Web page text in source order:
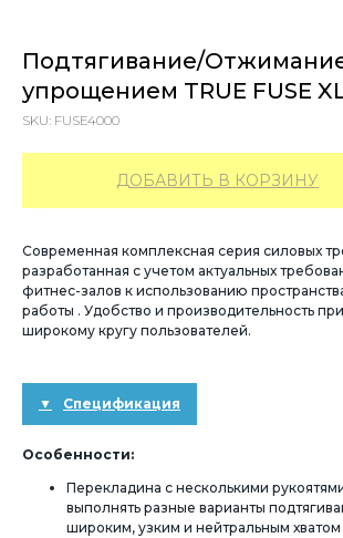
Подтягивание/
упрощением TRUE FUSE
SKU: FUSE4000
ДОБАВИТЬ В КОРЗИНУ
Современная комплексная серия силовых
разработанная с учетом актуальных
фитнес-залов к использованию
работы . Удобство и производительность
широкому кругу пользователей.
Спецификация
Особенности:
Перекладина с несколькими
выполнять разные варианты
широким, узким и нейтральным хватом